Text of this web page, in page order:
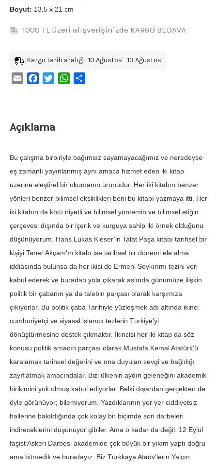
Boyut: 13.5 x 21 cm
1000 TL üzeri alışverişinizde KARGO BEDAVA
Kargo tarih aralığı: 10 Ağustos - 13 Ağustos
Email FacebookTwitterWhatsApp
Açıklama
Bu çalışma birbiriyle bağımsız sayamayacağımız ve neredeyse
eş zamanlı yayınlanmış aynı amaca hizmet eden iki kitap
üzerine eleştirel bir okumanın ürünüdür. Her iki kitabın benzer
yönleri benzer bilimsel eksiklikleri beni bu kitabı yazmaya itti. Her
iki kitabın da kötü niyetli ve bilimsel yöntemin ve bilimsel etiğin
çerçevesi dışında bir içerik ve kurguya sahip iki örnek olduğunu
düşünüyorum. Hans Lukas Kieser’in Talat Paşa kitabı tarihsel bir
kişiyi Taner Akçam’ın kitabı ise tarihsel bir dönemi ele alma
iddiasında bulunsa da her ikisi de Ermeni Soykırımı tezini veri
kabul ederek ve buradan yola çıkarak aslında günümüze ilişkin
politik bir çabanın ya da talebin parçası olarak karşımıza
çıkıyorlar. Bu politik çaba Tarihiyle yüzleşmek adı altında ikinci
cumhuriyetçi ve siyasal islamcı tezlerin Türkiye’yi
dönüştürmesine destek çıkmaktır. İkincisi her iki kitap da söz
konusu politik amacın parçası olarak Mustafa Kemal Atatürk’ü
karalamak tarihsel değerini ve ona duyulan sevgi ve bağlılığı
zayıflatmak amacındalar. Bizi ülkenin aydın geleneğini akademik
birikimini yok olmuş kabul ediyorlar. Belki dışardan gerçekten de
öyle görünüyor; bilemiyorum. Yazdıklarının yer yer ciddiyetsiz
hallerine bakıldığında çok kolay bir biçimde son darbeleri
indireceklerini düşünüyor gibiler. Ama o kadar da değil. 12 Eylül
faşist Askeri Darbesi akademide çok büyük bir yıkım yaptı doğru
ama bitmedik ve buradayız. Biz Türkkaya Ataöv’lerin Yalçın